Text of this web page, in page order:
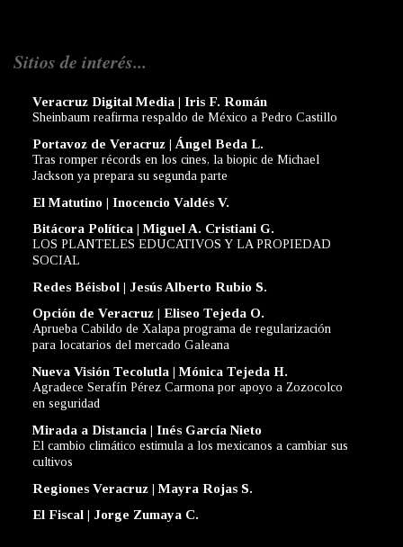
Sitios de interés...
Veracruz Digital Media | Iris F. Román
Sheinbaum reafirma respaldo de México a Pedro Castillo
Portavoz de Veracruz | Ángel Beda L.
Tras romper récords en los cines, la biopic de Michael
Jackson ya prepara su segunda parte
El Matutino | Inocencio Valdés V.
Bitácora Política | Miguel A. Cristiani G.
LOS PLANTELES EDUCATIVOS Y LA PROPIEDAD
SOCIAL
Redes Béisbol | Jesús Alberto Rubio S.
Opción de Veracruz | Eliseo Tejeda O.
Aprueba Cabildo de Xalapa programa de regularización
para locatarios del mercado Galeana
Nueva Visión Tecolutla | Mónica Tejeda H.
Agradece Serafín Pérez Carmona por apoyo a Zozocolco
en seguridad
Mirada a Distancia | Inés García Nieto
El cambio climático estimula a los mexicanos a cambiar sus
cultivos
Regiones Veracruz | Mayra Rojas S.
El Fiscal | Jorge Zumaya C.